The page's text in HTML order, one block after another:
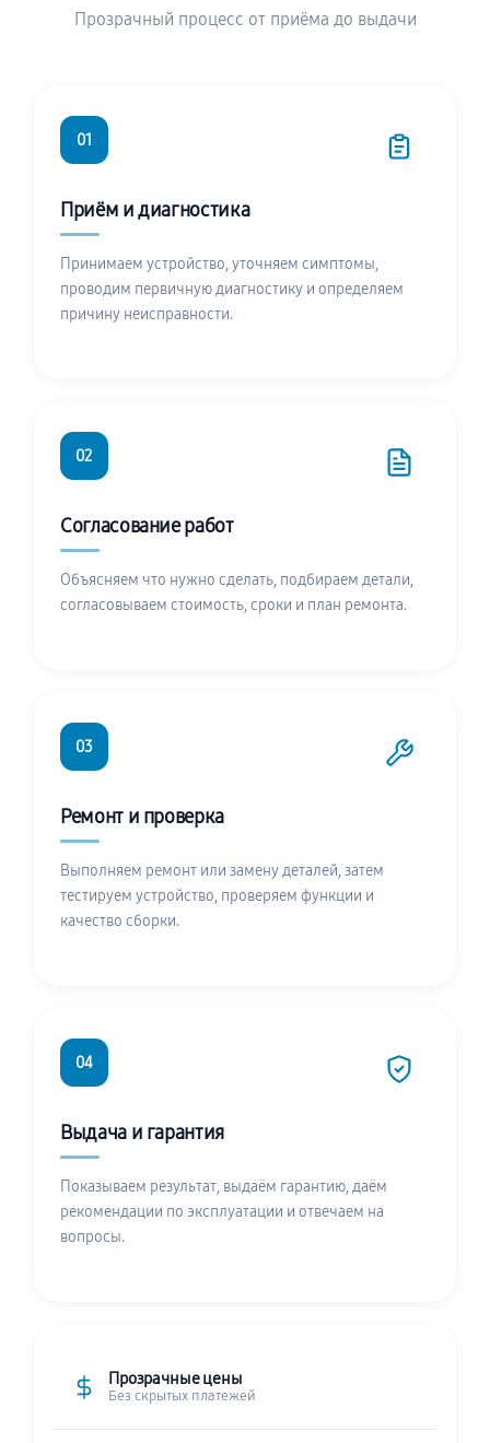
Прозрачный процесс от приёма до выдачи
01
Приём и диагностика
Принимаем устройство, уточняем симптомы,
проводим первичную диагностику и определяем
причину неисправности.
02
Согласование работ
Объясняем что нужно сделать, подбираем детали,
согласовываем стоимость, сроки и план ремонта.
03
Ремонт и проверка
Выполняем ремонт или замену деталей, затем
тестируем устройство, проверяем функции и
качество сборки.
04
Выдача и гарантия
Показываем результат, выдаём гарантию, даём
рекомендации по эксплуатации и отвечаем на
вопросы.
Прозрачные цены
Без скрытых платежей